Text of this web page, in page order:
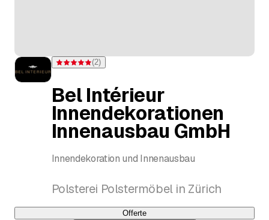
Bewertung 5 von 5 Sternen bei 2 Bewertungen
(2)
Bel Intérieur
Innendekorationen
Innenausbau GmbH
Innendekoration und Innenausbau
Polsterei Polstermöbel in Zürich
Offerte